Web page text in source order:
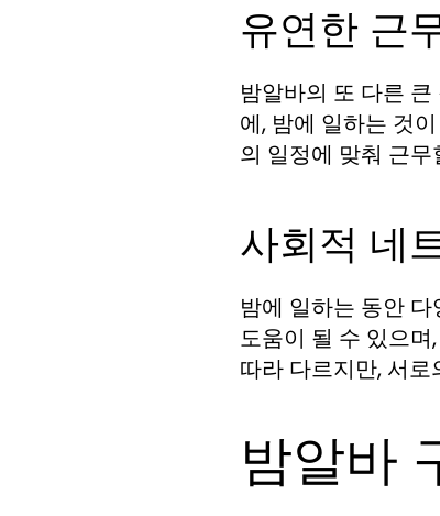
유연한 근
밤알바의 또 다른
에, 밤에 일하는 것
의 일정에 맞춰 근
사회적 네
밤에 일하는 동안
도움이 될 수 있으
따라 다르지만, 서
밤알바